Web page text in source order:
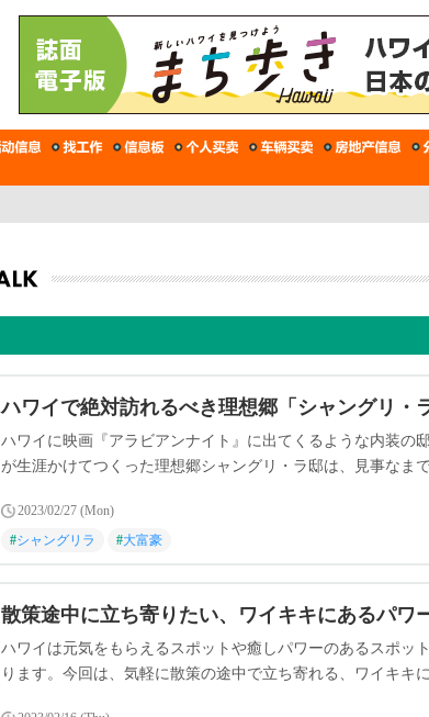
ハワイで絶対訪れるべき理想郷「シャングリ・
ハワイに映画『アラビアンナイト』に出てくるような内装の
が生涯かけてつくった理想郷シャングリ・ラ邸は、見事なま
2023/02/27 (Mon)
#シャングリラ #大富豪
散策途中に立ち寄りたい、ワイキキにあるパワ
ハワイは元気をもらえるスポットや癒しパワーのあるスポッ
ります。今回は、気軽に散策の途中で立ち寄れる、ワイキキ